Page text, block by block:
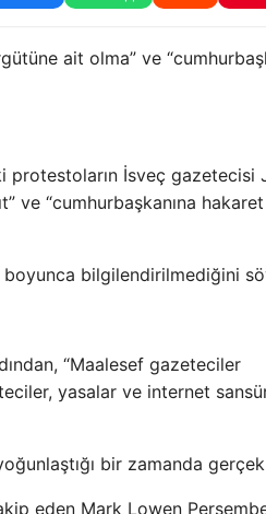
ait olma” ve
protestoların İsveç gazetecisi
ve “cumhurbaşkanına
bilgilendirilmediğini
“Maalesef gazeteciler
yasalar ve internet
bir zamanda
eden Mark Lowen